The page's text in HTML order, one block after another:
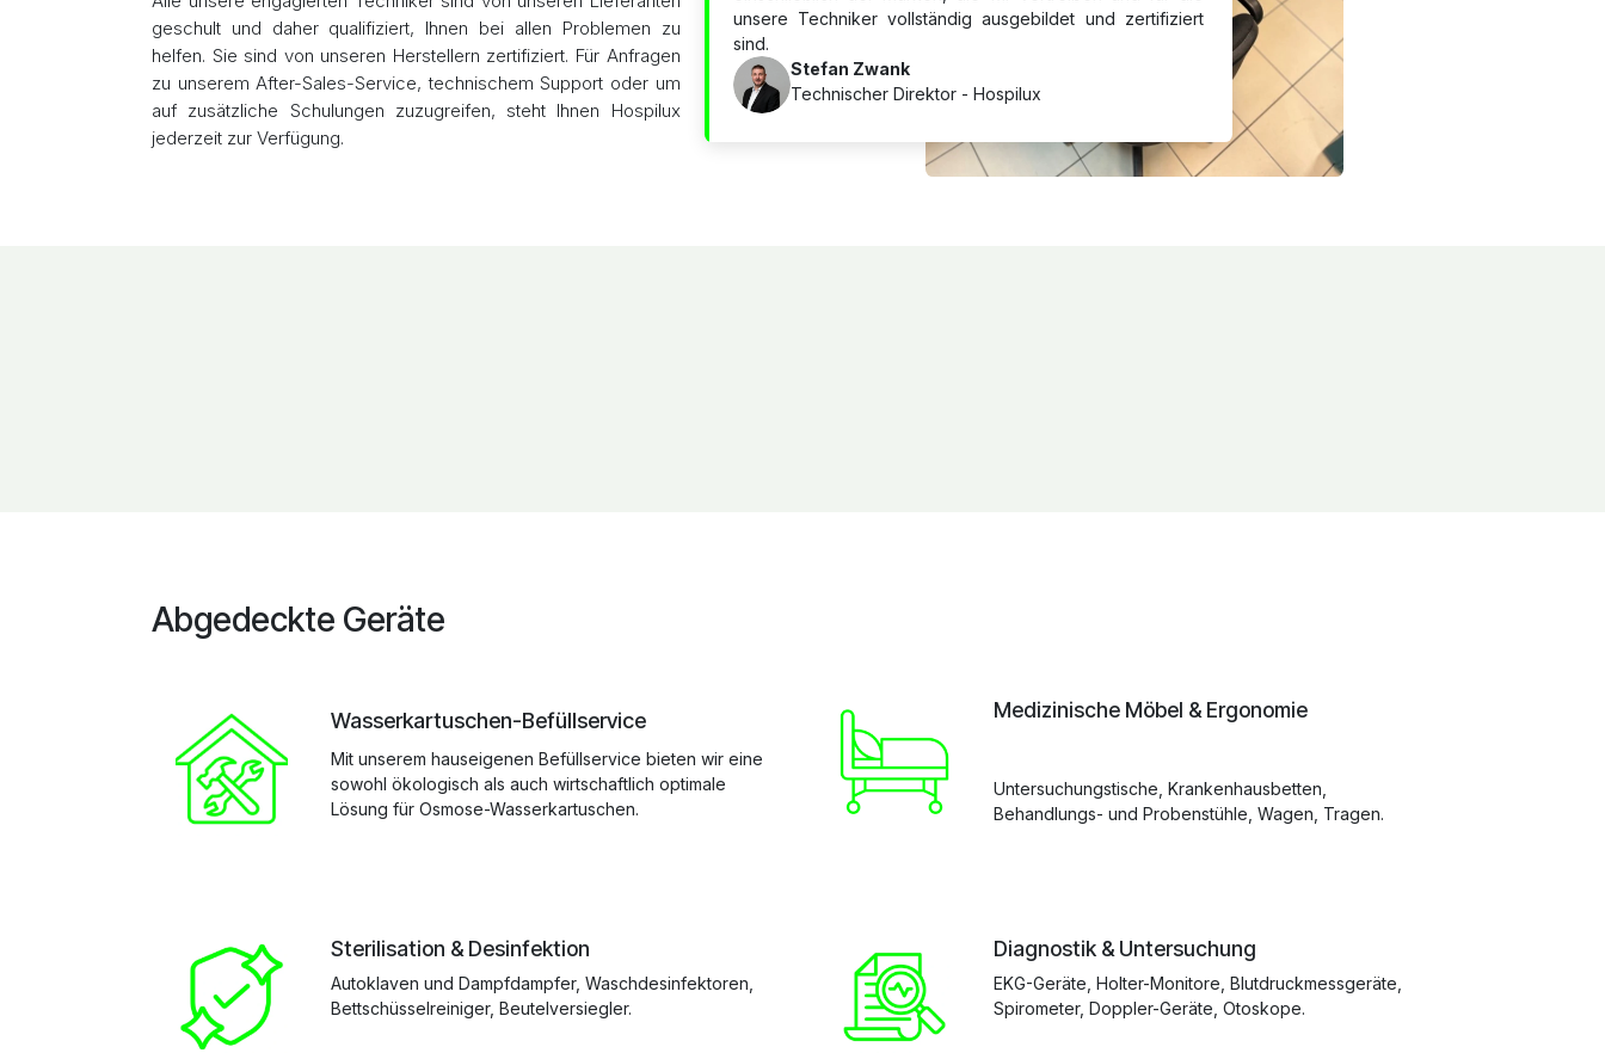
geschult und daher qualifiziert, Ihnen bei allen Problemen zu
helfen. Sie sind von unseren Herstellern zertifiziert. Für Anfragen
zu unserem After-Sales-Service, technischem Support oder um
auf zusätzliche Schulungen zuzugreifen, steht Ihnen Hospilux
jederzeit zur Verfügung.
unsere Techniker vollständig ausgebildet und zertifiziert
sind.
Stefan Zwank
Technischer Direktor - Hospilux
Abgedeckte Geräte
Medizinische Möbel & Ergonomie
Untersuchungstische, Krankenhausbetten,
Behandlungs- und Probenstühle, Wagen, Tragen.
Wasserkartuschen-Befüllservice
Mit unserem hauseigenen Befüllservice bieten wir eine
sowohl ökologisch als auch wirtschaftlich optimale
Lösung für Osmose-Wasserkartuschen.
Sterilisation & Desinfektion
Autoklaven und Dampfdampfer, Waschdesinfektoren,
Bettschüsselreiniger, Beutelversiegler.
Diagnostik & Untersuchung
EKG-Geräte, Holter-Monitore, Blutdruckmessgeräte,
Spirometer, Doppler-Geräte, Otoskope.